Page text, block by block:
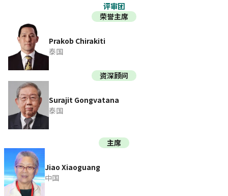
评审团
荣誉主席
Prakob Chirakiti
泰国
资深顾问
Surajit Gongvatana
泰国
主席
Jiao Xiaoguang
中国